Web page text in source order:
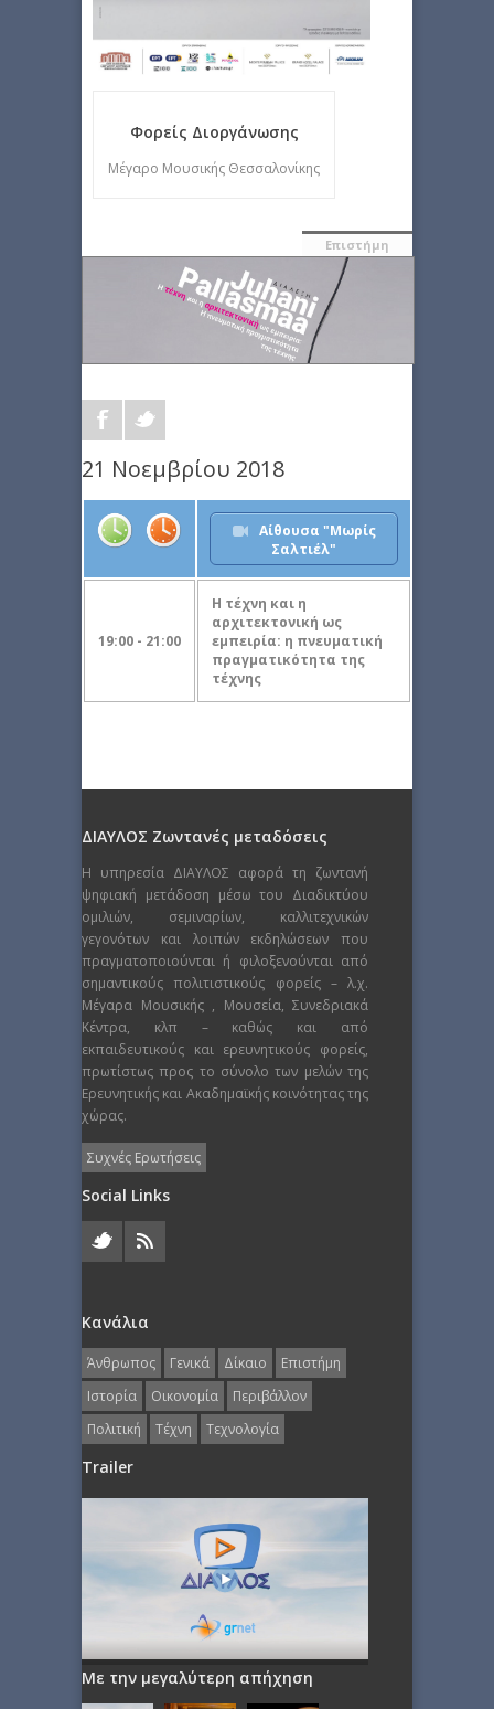
Φορείς Διοργάνωσης
Μέγαρο Μουσικής Θεσσαλονίκης
Επιστήμη
21 Νοεμβρίου 2018
Αίθουσα "Μωρίς
Σαλτιέλ"
19:00 - 21:00
Η τέχνη και η
αρχιτεκτονική ως
εμπειρία: η πνευματική
πραγματικότητα της
τέχνης
ΔΙΑΥΛΟΣ Ζωντανές μεταδόσεις
Η υπηρεσία ΔΙΑΥΛΟΣ αφορά τη ζωντανή
ψηφιακή μετάδοση μέσω του Διαδικτύου
ομιλιών, σεμιναρίων, καλλιτεχνικών
γεγονότων και λοιπών εκδηλώσεων που
πραγματοποιούνται ή φιλοξενούνται από
σημαντικούς πολιτιστικούς φορείς – λ.χ.
Μέγαρα Μουσικής , Μουσεία, Συνεδριακά
Κέντρα, κλπ – καθώς και από
εκπαιδευτικούς και ερευνητικούς φορείς,
πρωτίστως προς το σύνολο των μελών της
Ερευνητικής και Ακαδημαϊκής κοινότητας της
χώρας.
Συχνές Ερωτήσεις
Social Links
Κανάλια
Άνθρωπος Γενικά Δίκαιο
Επιστήμη
Ιστορία
Οικονομία
Περιβάλλον
Πολιτική
Τέχνη Τεχνολογία
Trailer
Με την μεγαλύτερη απήχηση